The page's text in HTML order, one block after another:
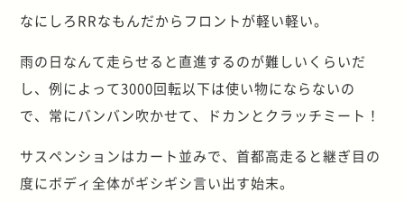
なにしろRRなもんだからフロントが軽い軽い。
雨の日なんて走らせると直進するのが難しいくらいだ
し、例によって3000回転以下は使い物にならないの
で、常にバンバン吹かせて、ドカンとクラッチミート！
サスペンションはカート並みで、首都高走ると継ぎ目の
度にボディ全体がギシギシ言い出す始末。